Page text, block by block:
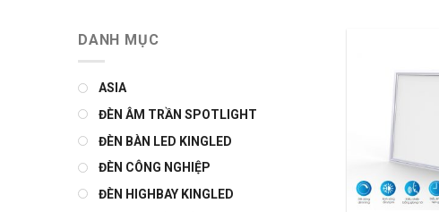
DANH MỤC
ASIA
ĐÈN ÂM TRẦN SPOTLIGHT
ĐÈN BÀN LED KINGLED
ĐÈN CÔNG NGHIỆP
ĐÈN HIGHBAY KINGLED